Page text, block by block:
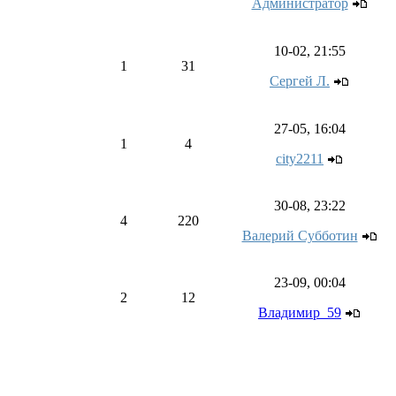
Администратор
1 31
10-02, 21:55
Сергей Л.
1 4
27-05, 16:04
city2211
4 220
30-08, 23:22
Валерий Субботин
2 12
23-09, 00:04
Владимир_59